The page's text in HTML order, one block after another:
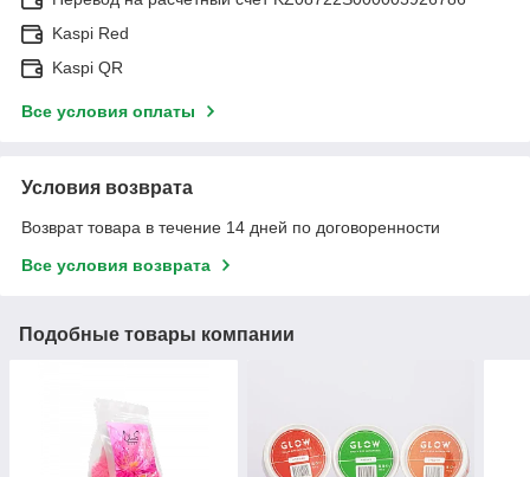
Kaspi Red
Kaspi QR
Все условия оплаты
Условия возврата
Возврат товара в течение 14 дней по договоренности
Все условия возврата
Подобные товары компании